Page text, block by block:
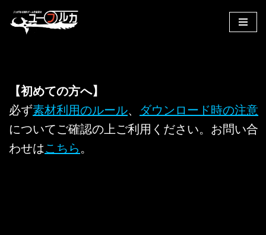
へ
ス
キ
ッ
【初めての方へ】
必ず素材利用のルール、 ダウンロード時の注意
についてご確認の上ご利用ください。お問い合
わせはこちら 。